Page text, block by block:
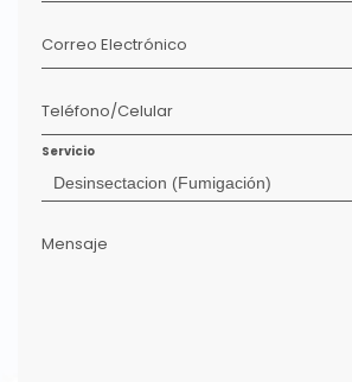
Correo Electrónico
Teléfono/Celular
Servicio
Mensaje